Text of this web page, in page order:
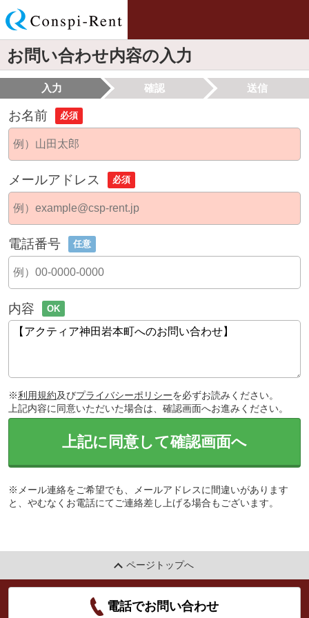
お問い合わせ内容の入力
入力 確認 送信
お名前 必須
メールアドレス 必須
電話番号 任意
内容 OK
※利用規約及びプライバシーポリシーを必ずお読みください。
上記内容に同意いただいた場合は、確認画面へお進みください。
上記に同意して確認画面へ
※メール連絡をご希望でも、メールアドレスに間違いがあります
と、やむなくお電話にてご連絡差し上げる場合もございます。
ページトップへ
電話でお問い合わせ